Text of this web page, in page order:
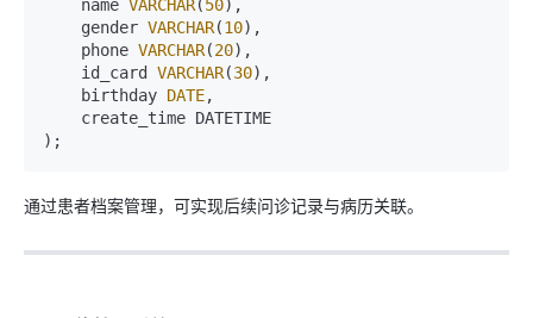
    name
VARCHAR(50),
    gender
VARCHAR(10),
    phone
VARCHAR(20),
    id_card
VARCHAR(30),
    birthday
DATE,
通过患者档案管理，可实现后续问诊记录与病历关联。